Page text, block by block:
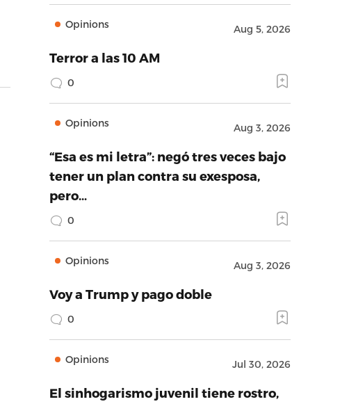
Opinions Aug 5, 2026
Terror a las 10 AM
0
Opinions Aug 3, 2026
“Esa es mi letra”: negó tres veces bajo
tener un plan contra su exesposa,
pero…
0
Opinions Aug 3, 2026
Voy a Trump y pago doble
0
Opinions Jul 30, 2026
El sinhogarismo juvenil tiene rostro,